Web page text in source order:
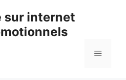
sur internet
Menu